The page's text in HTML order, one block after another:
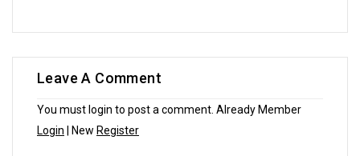
Leave A Comment
You must login to post a comment. Already Member
Login | New Register